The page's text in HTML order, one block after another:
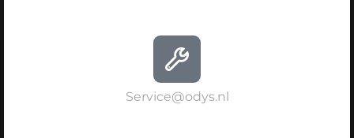
Service@odys.nl